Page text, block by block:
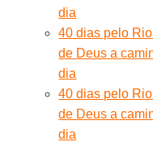
dia
40 dias pelo
de Deus a
dia
40 dias pelo
de Deus a
dia